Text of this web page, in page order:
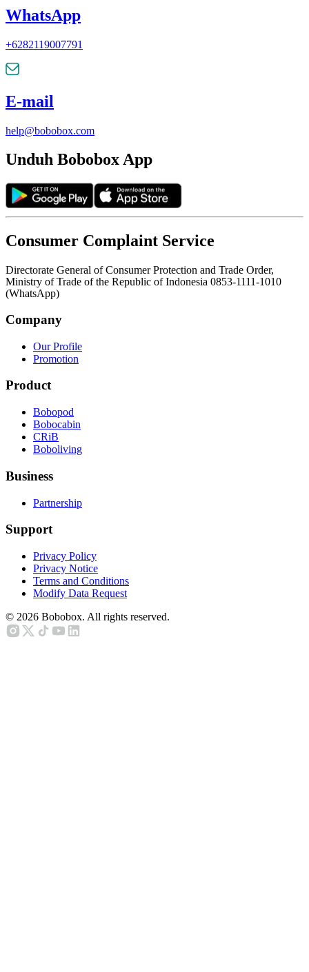
WhatsApp
+6282119007791
E-mail
help@bobobox.com
Unduh Bobobox App
Consumer Complaint Service
Directorate General of Consumer Protection and Trade Order,
Ministry of Trade of the Republic of Indonesia 0853-1111-1010
(WhatsApp)
Company
Our Profile
Promotion
Product
Bobopod
Bobocabin
CRiB
Boboliving
Business
Partnership
Support
Privacy Policy
Privacy Notice
Terms and Conditions
Modify Data Request
© 2026 Bobobox. All rights reserved.